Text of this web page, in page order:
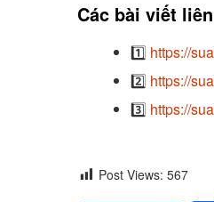
Các bài viết
1️⃣ https://
2️⃣ https://
3️⃣ https://
Post Views: 567